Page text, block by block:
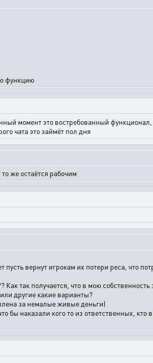
функцию
момент это востребованный
чата это займёт пол дня
же остаётся рабочим
вернут игрокам их потери реса, что
так получается, что в мою
другие какие варианты?
за немалые живые деньги)
наказали кого то из ответственных, кто